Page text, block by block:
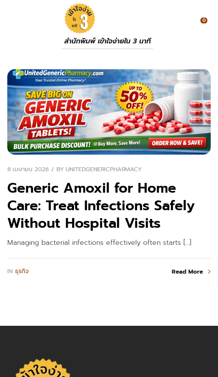
สำนักพิมพ์ เข้าใจง่ายใน 3 นาที
0
8 เมษายน 2026 BY UNITEDGENERICPHARMACY
Generic Amoxil for Home
Care: Treat Infections Safely
Without Hospital Visits
Managing bacterial infections effectively often starts […]
IN ธุรกิจ Read More